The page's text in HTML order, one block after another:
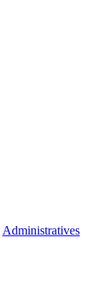
Administratives